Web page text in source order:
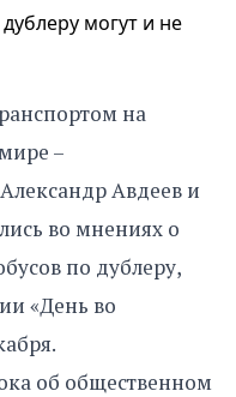
могут и не
на
–
Авдеев и
во мнениях о
по дублеру,
«День во
об общественном